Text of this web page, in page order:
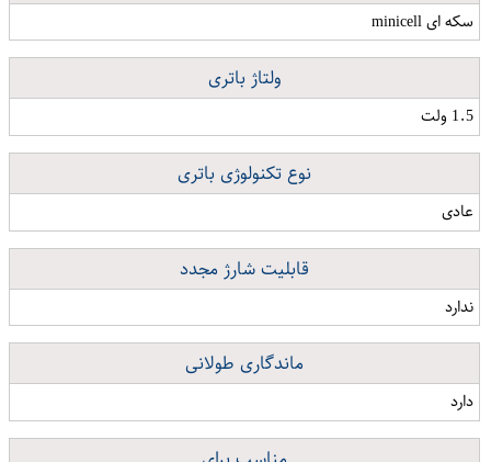
سکه ای minicell
ولتاژ باتری
1.5 ولت
نوع تکنولوژی باتری
عادی
قابلیت شارژ مجدد
ندارد
ماندگاری طولانی
دارد